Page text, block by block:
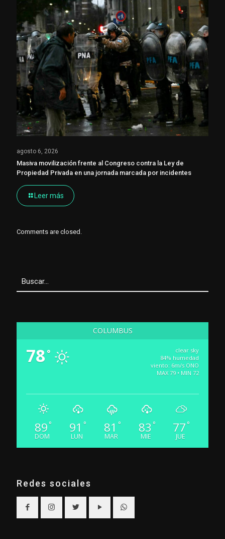
agosto 6, 2026
Masiva movilización frente al Congreso contra la Ley de
Propiedad Privada en una jornada marcada por incidentes
Leer más
Comments are closed.
COLUMBUS
78°
clear sky
84% humedad
viento: 6m/s ONO
MAX 79 • MIN 72
89 °
DOM
91 °
LUN
81 °
MAR
83 °
MIE
77 °
JUE
Redes sociales